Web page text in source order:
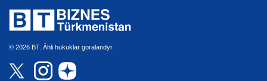
© 2026 BT. Ähli hukuklar goralandyr.